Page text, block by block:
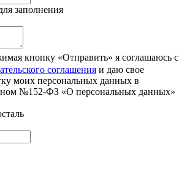
заполнения
кнопку «Отправить» я соглашаюсь с
соглашения и даю свое
моих персональных данных в
№152-ФЗ «О персональных данных»